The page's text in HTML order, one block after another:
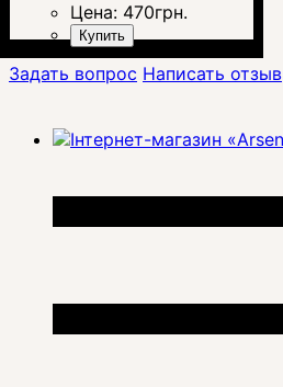
Цена: 470грн.
Купить
Задать вопрос Написать отзыв